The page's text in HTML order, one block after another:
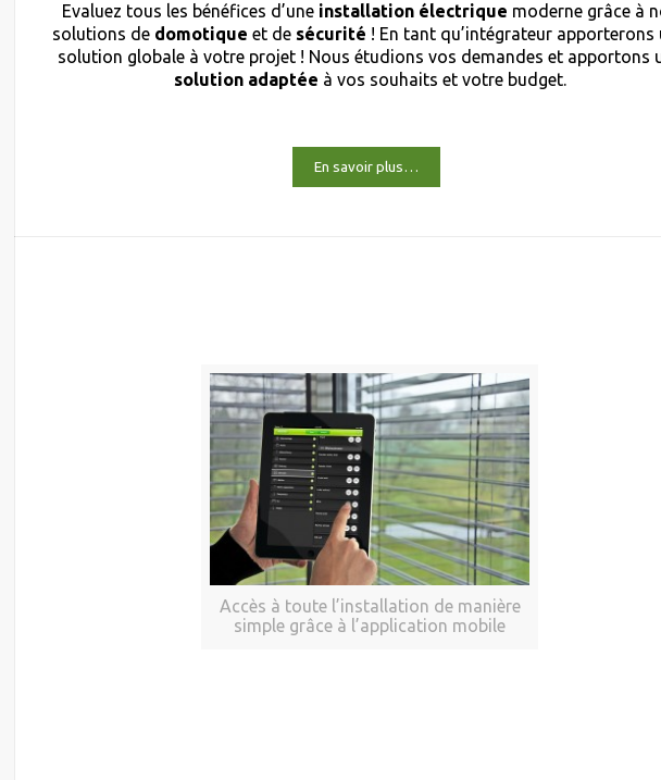
Evaluez tous les bénéfices d’uneinstallation électrique moderne grâce à
solutions de domotique et de sécurité ! En tant qu’intégrateur apporterons
solution globale à votre projet ! Nous étudions vos demandes et apportons
solution adaptée à vos souhaits et votre budget.
En savoir plus…
Accès à toute l’installation de manière
simple grâce à l’application mobile